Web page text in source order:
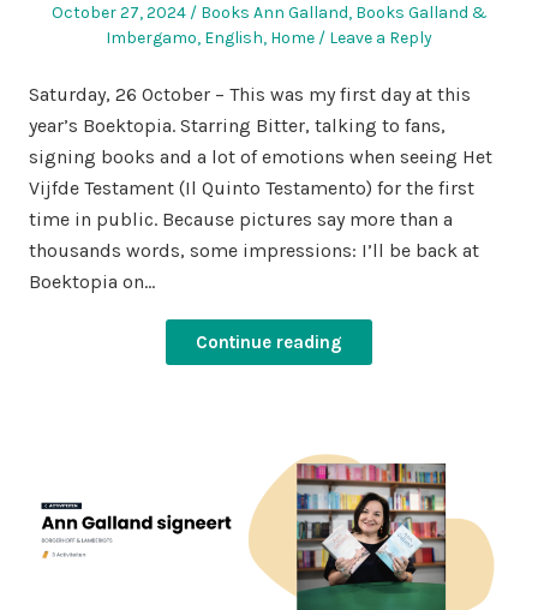
Posted
October 27, 2024
Posted
in
Books Ann Galland, Books Galland &
Imbergamo, English, Home Leave a Reply
Saturday, 26 October – This was my first day at this
year’s Boektopia. Starring Bitter, talking to fans,
signing books and a lot of emotions when seeing Het
Vijfde Testament (Il Quinto Testamento) for the first
time in public. Because pictures say more than a
thousands words, some impressions: I’ll be back at
Boektopia on…
Continue reading